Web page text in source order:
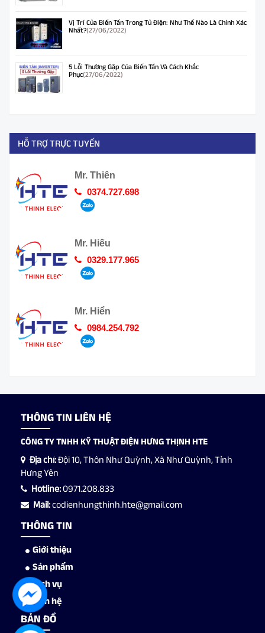
Vị Trí Của Biến Tần Trong Tủ Điện: Như Thế Nào Là Chính Xác
Nhất?(27/06/2022)
5 Lỗi Thường Gặp Của Biến Tần Và Cách Khắc
Phục(27/06/2022)
HỖ TRỢ TRỰC TUYẾN
Mr. Thiên
0374.727.698
Mr. Hiếu
0329.177.965
Mr. Hiển
0984.254.792
THÔNG TIN LIÊN HỆ
CÔNG TY TNHH KỸ THUẬT ĐIỆN HƯNG THỊNH HTE
Địa chỉ:Đội 10, Thôn Như Quỳnh, Xã Như Quỳnh, Tỉnh
Hưng Yên
Hotline:0971.208.833
Mail:codienhungthinh.hte@gmail.com
THÔNG TIN
Giới thiệu
Sản phẩm
Dịch vụ
Liên hệ
BẢN ĐỒ